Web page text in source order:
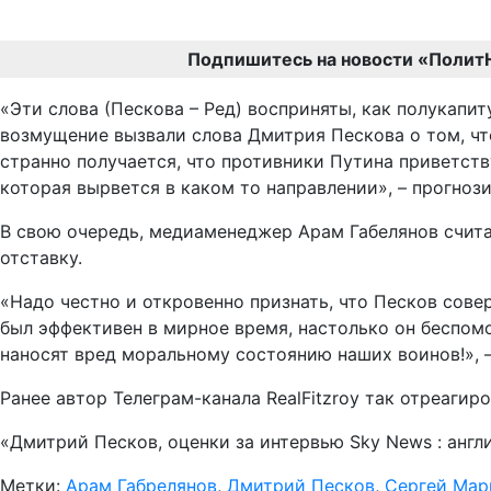
Подпишитесь на новости
«Эти слова (Пескова – Ред) восприняты, как
возмущение вызвали слова Дмитрия Пескова о том,
странно получается, что противники Путина
которая вырвется в каком то направлении», –
В свою очередь, медиаменеджер Арам Габелянов
отставку.
«Надо честно и откровенно признать, что Песков
был эффективен в мирное время, настолько он
наносят вред моральному состоянию наших воинов!»,
Ранее автор Телеграм-канала RealFitzroy так
«Дмитрий Песков, оценки за интервью Sky News :
Метки: Арам Габрелянов, Дмитрий Песков, Сергей